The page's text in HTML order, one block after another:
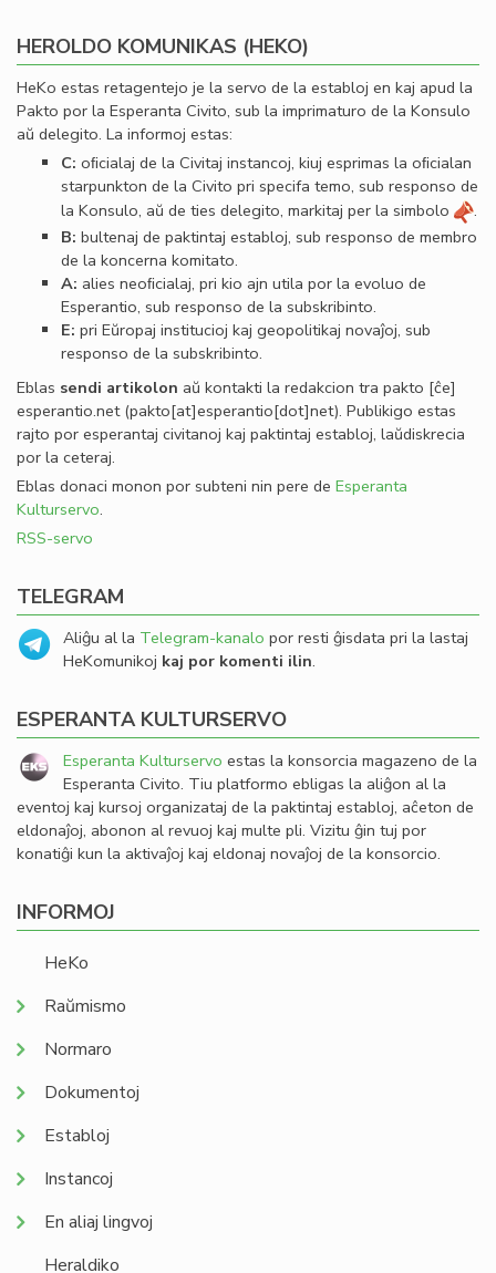
HEROLDO KOMUNIKAS (HEKO)
HeKo estas retagentejo je la servo de la establoj en kaj apud la
Pakto por la Esperanta Civito, sub la imprimaturo de la Konsulo
aŭ delegito. La informoj estas:
C: oﬁcialaj de la Civitaj instancoj, kiuj esprimas la oﬁcialan
starpunkton de la Civito pri specifa temo, sub responso de
la Konsulo, aŭ de ties delegito, markitaj per la simbolo
.
B: bultenaj de paktintaj establoj, sub responso de membro
de la koncerna komitato.
A: alies neoﬁcialaj, pri kio ajn utila por la evoluo de
Esperantio, sub responso de la subskribinto.
E: pri Eŭropaj institucioj kaj geopolitikaj novaĵoj, sub
responso de la subskribinto.
Eblas sendi artikolon aŭ kontakti la redakcion tra pakto [ĉe]
esperantio.net(pakto[at]esperantio[dot]net). Publikigo estas
rajto por esperantaj civitanoj kaj paktintaj establoj, laŭdiskrecia
por la ceteraj.
Eblas donaci monon por subteni nin pere de Esperanta
Kulturservo.
RSS-servo
TELEGRAM
Aliĝu al la Telegram-kanalo por resti ĝisdata pri la lastaj
HeKomunikoj kaj por komenti ilin.
ESPERANTA KULTURSERVO
Esperanta Kulturservo estas la konsorcia magazeno de la
Esperanta Civito. Tiu platformo ebligas la aliĝon al la
eventoj kaj kursoj organizataj de la paktintaj establoj, aĉeton de
eldonaĵoj, abonon al revuoj kaj multe pli. Vizitu ĝin tuj por
konatiĝi kun la aktivaĵoj kaj eldonaj novaĵoj de la konsorcio.
INFORMOJ
HeKo
Raŭmismo
Normaro
Dokumentoj
Establoj
Instancoj
En aliaj lingvoj
Heraldiko